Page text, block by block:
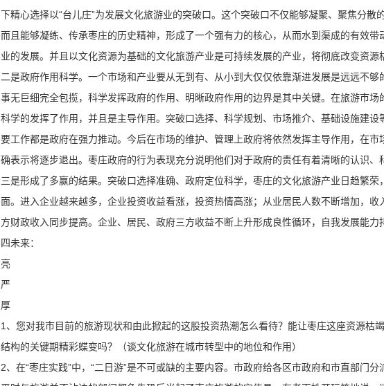
下精心选择以“台儿庄”为发展文化旅游业的突破口。这个突破口不仅能够凝聚、聚焦分散
而且能够凝练、传承枣庄的历史精神，形成了一个强有力的核心，从而水到渠成的有效带
业的发展。并且以文化资源为基础的文化旅游产业是可持续发展的产业，将彻底改变资源
二是政府作用科学。一个市场和产业要从无到有、从小到大仅仅依靠渐进发展是远远不够
事无巨细完全包揽，科学发挥政府的作用、明晰政府作用的边界是其中关键。在旅游市场
科学的发挥了作用，并且是主导作用。突破口选择、科学规划、市场推介、基础设施建设
要工作都是政府在强力推动。今后在市场的维护、管理上政府将依然发挥主导作用，在市
确表示将逐步退出。枣庄政府的行为表现充分说明他们对于政府的责任有着清晰的认识、
三是形成了多赢的结果。突破口选择准确、政府定位科学，枣庄的文化旅游产业日趋繁荣
面。进入企业越来越多，企业投资收益看涨，投资热情高涨；从业居民人数不断增加，收
方财政收入同步提高。企业、居民、政府三方收益不断上升形成良性循环，自我发展能力
四未来：
亮
严
厚
1、您对我市目前的旅游现状和由此掀起的这股投资热潮怎么看待？能让枣庄这座资源枯
结构的关键期精彩蝶变吗？（谈文化旅游在城市转型中的地位和作用）
2、在“枣庄实践”中，“二日游”是不可或缺的主要内容。市政府给各区市政府和市直部门